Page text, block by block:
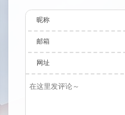
昵称
邮箱
网址